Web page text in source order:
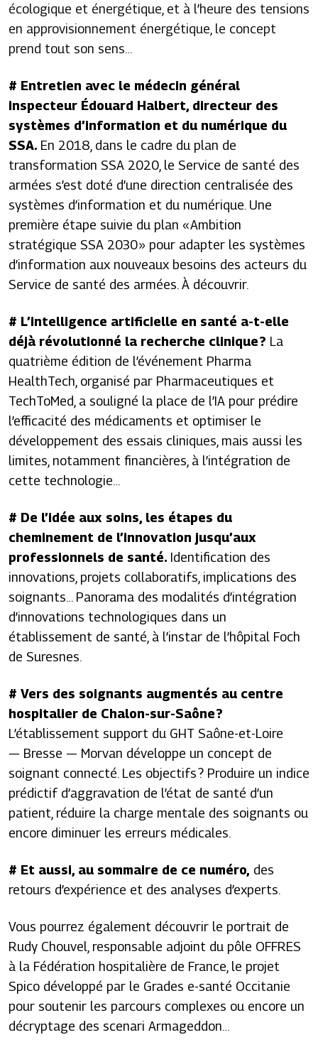
écologique et énergétique, et à l’heure des tensions
en approvisionnement énergétique, le concept
prend tout son sens…
# Entretien avec le médecin général
inspecteur Édouard Halbert, directeur des
systèmes d’information et du numérique du
SSA. En 2018, dans le cadre du plan de
transformation SSA 2020, le Service de santé des
armées s’est doté d’une direction centralisée des
systèmes d’information et du numérique. Une
première étape suivie du plan « Ambition
stratégique SSA 2030 » pour adapter les systèmes
d’information aux nouveaux besoins des acteurs du
Service de santé des armées. À découvrir.
# L’intelligence artificielle en santé a-t-elle
déjà révolutionné la recherche clinique ? La
quatrième édition de l’événement Pharma
HealthTech, organisé par Pharmaceutiques et
TechToMed, a souligné la place de l’IA pour prédire
l’efficacité des médicaments et optimiser le
développement des essais cliniques, mais aussi les
limites, notamment financières, à l’intégration de
cette technologie…
# De l’idée aux soins, les étapes du
cheminement de l’innovation jusqu’aux
professionnels de santé. Identification des
innovations, projets collaboratifs, implications des
soignants… Panorama des modalités d’intégration
d’innovations technologiques dans un
établissement de santé, à l’instar de l’hôpital Foch
de Suresnes.
# Vers des soignants augmentés au centre
hospitalier de Chalon-sur-Saône ?
L’établissement support du GHT Saône-et-Loire
— Bresse — Morvan développe un concept de
soignant connecté. Les objectifs ? Produire un indice
prédictif d’aggravation de l’état de santé d’un
patient, réduire la charge mentale des soignants ou
encore diminuer les erreurs médicales.
# Et aussi, au sommaire de ce numéro, des
retours d’expérience et des analyses d’experts.
Vous pourrez également découvrir le portrait de
Rudy Chouvel, responsable adjoint du pôle OFFRES
à la Fédération hospitalière de France, le projet
Spico développé par le Grades e-santé Occitanie
pour soutenir les parcours complexes ou encore un
décryptage des scenari Armageddon…